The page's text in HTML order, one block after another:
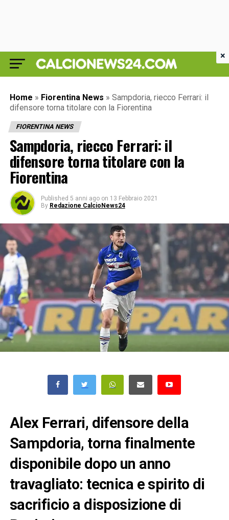
Home » Fiorentina News » Sampdoria, riecco Ferrari: il
difensore torna titolare con la Fiorentina
FIORENTINA NEWS
Sampdoria, riecco Ferrari: il
difensore torna titolare con la
Fiorentina
Published 5 anni ago on 13 Febbraio 2021
By Redazione CalcioNews24
Alex Ferrari, difensore della
Sampdoria, torna finalmente
disponibile dopo un anno
travagliato: tecnica e spirito di
sacrificio a disposizione di
×